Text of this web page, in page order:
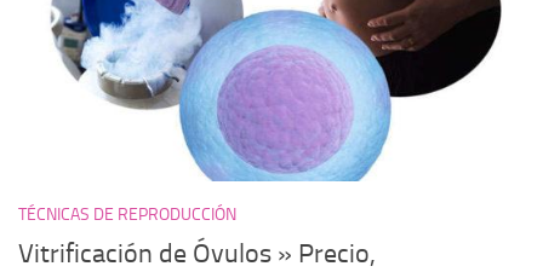
TÉCNICAS DE REPRODUCCIÓN
Vitrificación de Óvulos » Precio,